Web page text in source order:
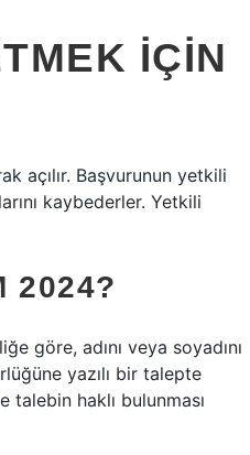
IÇIN
açılır. Başvurunun yetkili
kaybederler. Yetkili
2024?
göre, adını veya soyadını
yazılı bir talepte
talebin haklı bulunması